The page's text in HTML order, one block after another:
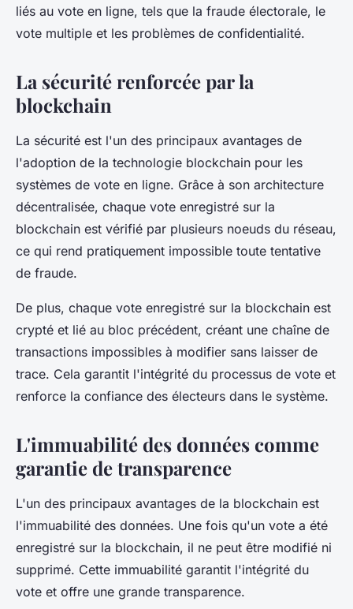
liés au vote en ligne, tels que la fraude électorale, le
vote multiple et les problèmes de confidentialité.
La sécurité renforcée par la
blockchain
La sécurité est l'un des principaux avantages de
l'adoption de la technologie blockchain pour les
systèmes de vote en ligne. Grâce à son architecture
décentralisée, chaque vote enregistré sur la
blockchain est vérifié par plusieurs noeuds du réseau,
ce qui rend pratiquement impossible toute tentative
de fraude.
De plus, chaque vote enregistré sur la blockchain est
crypté et lié au bloc précédent, créant une chaîne de
transactions impossibles à modifier sans laisser de
trace. Cela garantit l'intégrité du processus de vote et
renforce la confiance des électeurs dans le système.
L'immuabilité des données comme
garantie de transparence
L'un des principaux avantages de la blockchain est
l'immuabilité des données. Une fois qu'un vote a été
enregistré sur la blockchain, il ne peut être modifié ni
supprimé. Cette immuabilité garantit l'intégrité du
vote et offre une grande transparence.